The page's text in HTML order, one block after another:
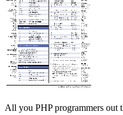
All you PHP programmers out